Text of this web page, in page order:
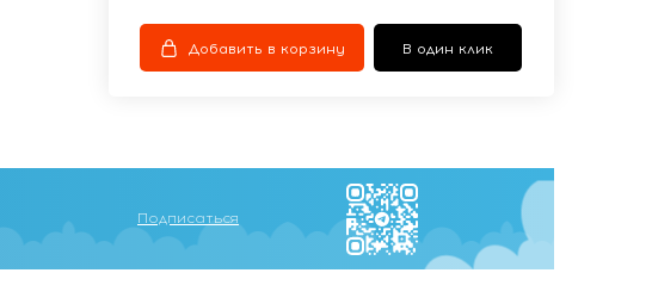
Добавить в корзину В один клик
Подписаться